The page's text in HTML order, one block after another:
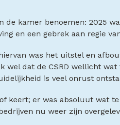
de kamer benoemen: 2025
en een gebrek aan regie
was het uitstel en
wel dat de CSRD wellicht
is veel onrust
keert; er was absoluut wat
nu weer zijn